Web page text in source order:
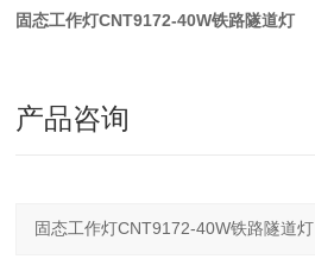
固态工作灯CNT9172-40W铁路隧道灯
产品咨询